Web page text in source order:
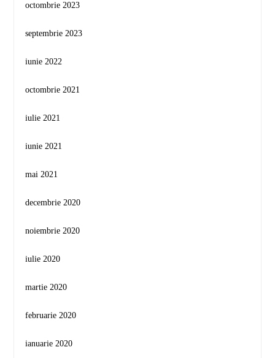
octombrie 2023
septembrie 2023
iunie 2022
octombrie 2021
iulie 2021
iunie 2021
mai 2021
decembrie 2020
noiembrie 2020
iulie 2020
martie 2020
februarie 2020
ianuarie 2020